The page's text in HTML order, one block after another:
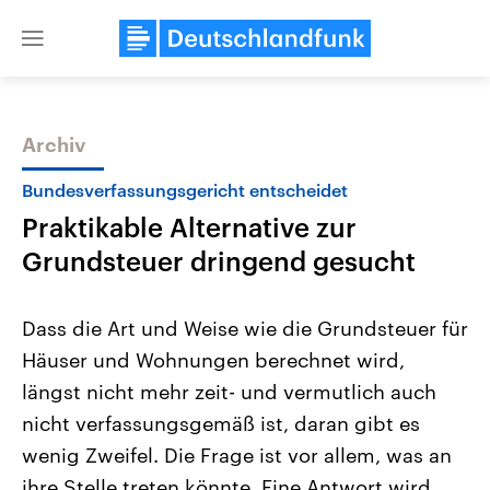
Close
Themen
Landtagswahl Sachsen-Anhalt
2026
Alle Informationen
Sachsen-Anhalt wählt am 6.
September 2026 einen neuen
Landtag. Seit 2021 wird das
Bundesland von einer Koalition aus
Aktuelle Beiträge,
Hintergründe
Wirtschaftlich und
gehören die Vereinigten
den mächtigsten Ländern
mit großem Einfluss auf
Archiv
Bundesverfassungsgericht entscheidet
Praktikable Alternative zur
Grundsteuer dringend gesucht
Dass die Art und Weise wie die Grundsteuer für
Häuser und Wohnungen berechnet wird,
längst nicht mehr zeit- und vermutlich auch
nicht verfassungsgemäß ist, daran gibt es
wenig Zweifel. Die Frage ist vor allem, was an